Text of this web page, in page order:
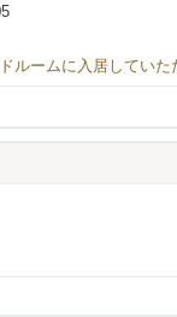
ルームに入居してい